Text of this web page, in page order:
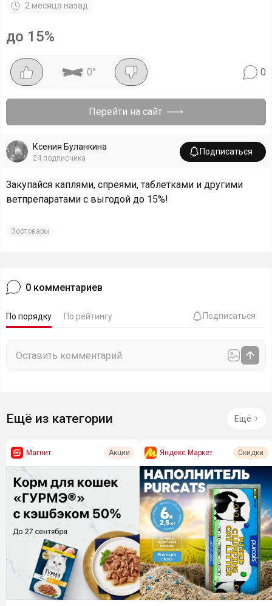
2 месяца назад
до 15%
0° 0
Перейти на сайт
Ксения Буланкина
24 подписчика
Подписаться
Закупайся каплями, спреями, таблетками и другими
ветпрепаратами с выгодой до 15%!
Зоотовары
0 комментариев
По порядку По рейтингу Подписаться
Ещё из категории Ещё
Магнит Акции Яндекс Маркет Скидки